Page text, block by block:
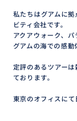
私たちはグアムに
ビティ会社です。
アクアウォーク、
グアムの海での感動
定評のあるツアー
ております。
東京のオフィスにて